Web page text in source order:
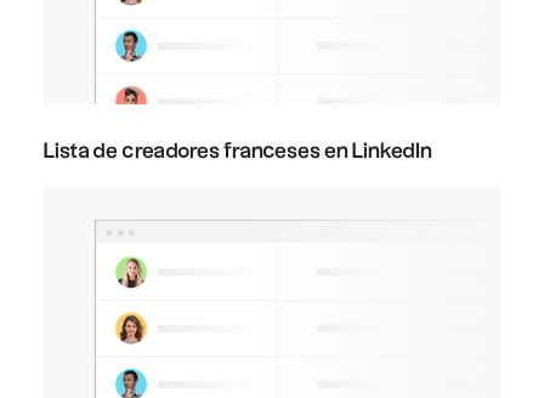
Lista de creadores franceses en LinkedIn